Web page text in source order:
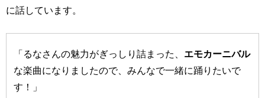
に話しています。
「るなさんの魅力がぎっしり詰まった、 エモカーニバル
な楽曲になりましたので、みんなで一緒に踊りたいで
す！」